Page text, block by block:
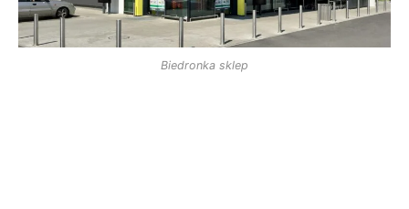
Biedronka sklep